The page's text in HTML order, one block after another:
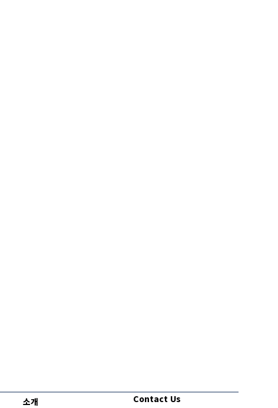
소개 Contact Us